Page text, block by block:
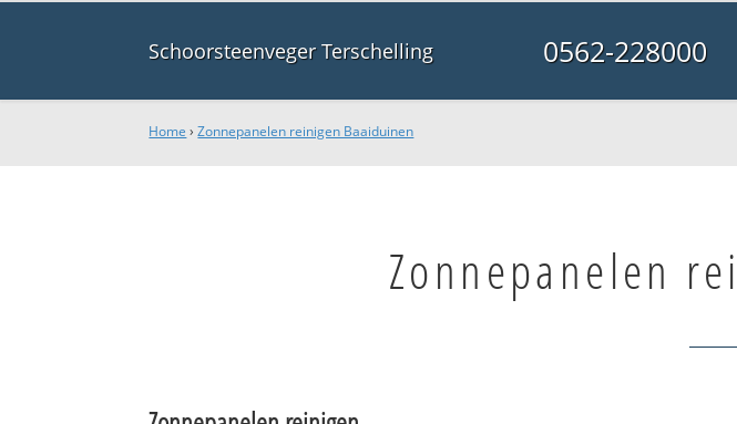
Schoorsteenveger Terschelling 0562-228000
Home ›Zonnepanelen reinigen Baaiduinen
Zonnepanelen